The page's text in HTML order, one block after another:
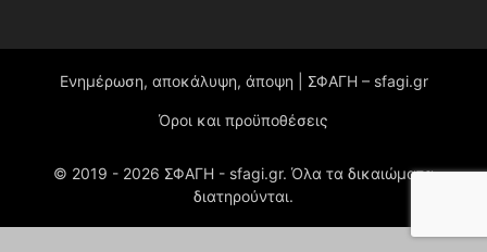
Ενημέρωση, αποκάλυψη, άποψη | ΣΦΑΓΗ – sfagi.gr
Όροι και προϋποθέσεις
© 2019 - 2026 ΣΦΑΓΗ - sfagi.gr. Όλα τα δικαιώματα
διατηρούνται.